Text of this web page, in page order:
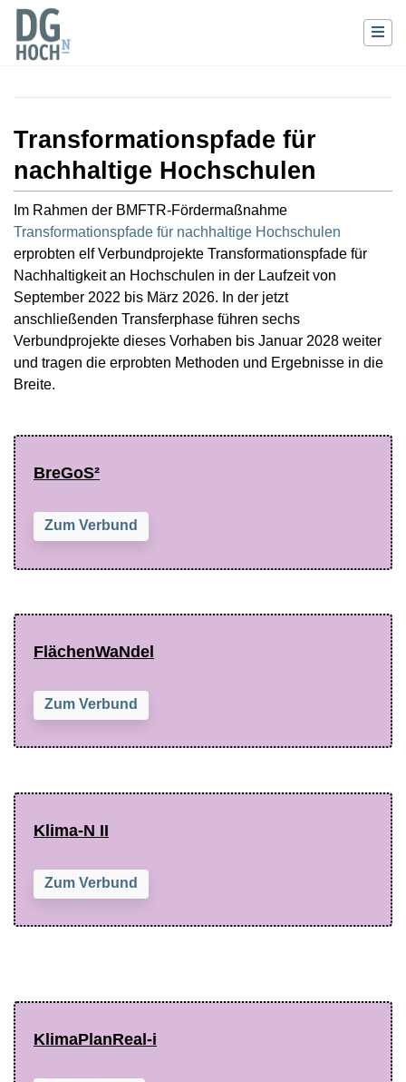
Transformationspfade
Transformationspfade für
nachhaltige Hochschulen
Im Rahmen der BMFTR-Fördermaßnahme
Transformationspfade für nachhaltige Hochschulen
erprobten elf Verbundprojekte Transformationspfade für
Nachhaltigkeit an Hochschulen in der Laufzeit von
September 2022 bis März 2026. In der jetzt
anschließenden Transferphase führen sechs
Verbundprojekte dieses Vorhaben bis Januar 2028 weiter
und tragen die erprobten Methoden und Ergebnisse in die
Breite.
BreGoS²
Zum Verbund
FlächenWaNdel
Zum Verbund
Klima-N II
Zum Verbund
KlimaPlanReal-i